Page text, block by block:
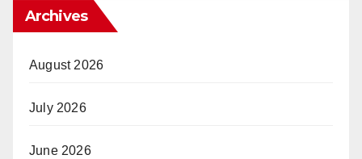
Archives
August 2026
July 2026
June 2026